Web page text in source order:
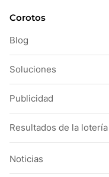
Corotos
Blog
Soluciones
Publicidad
Resultados de la lotería
Noticias